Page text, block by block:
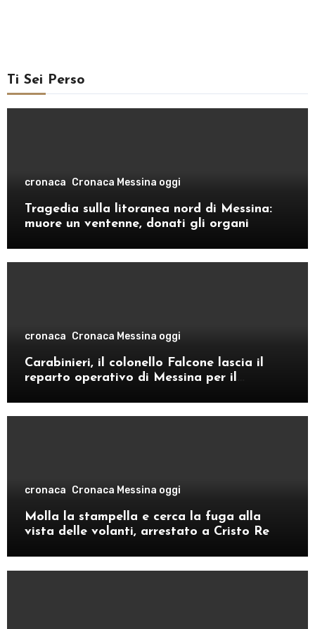
Ti Sei Perso
cronaca Cronaca Messina oggi
Tragedia sulla litoranea nord di Messina:
muore un ventenne, donati gli organi
cronaca Cronaca Messina oggi
Carabinieri, il colonello Falcone lascia il
reparto operativo di Messina per il
cronaca Cronaca Messina oggi
Molla la stampella e cerca la fuga alla
vista delle volanti, arrestato a Cristo Re